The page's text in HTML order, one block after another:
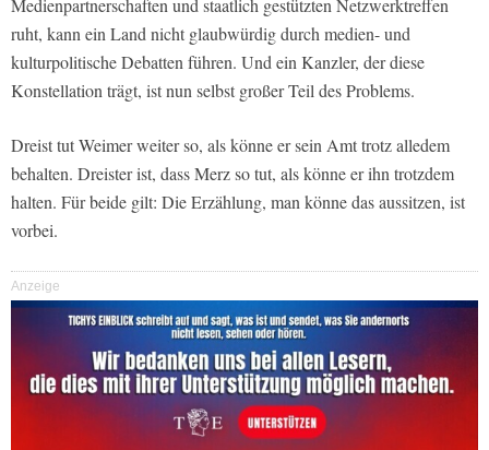
Medienpartnerschaften und staatlich gestützten Netzwerktreffen
ruht, kann ein Land nicht glaubwürdig durch medien- und
kulturpolitische Debatten führen. Und ein Kanzler, der diese
Konstellation trägt, ist nun selbst großer Teil des Problems.
Dreist tut Weimer weiter so, als könne er sein Amt trotz alledem
behalten. Dreister ist, dass Merz so tut, als könne er ihn trotzdem
halten. Für beide gilt: Die Erzählung, man könne das aussitzen, ist
vorbei.
Anzeige